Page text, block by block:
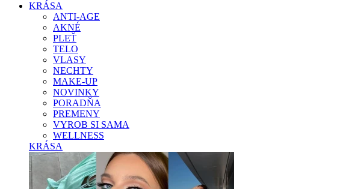
KRÁSA
ANTI-AGE
AKNÉ
PLEŤ
TELO
VLASY
NECHTY
MAKE-UP
NOVINKY
PORADŇA
PREMENY
VYROB SI SAMA
WELLNESS
KRÁSA